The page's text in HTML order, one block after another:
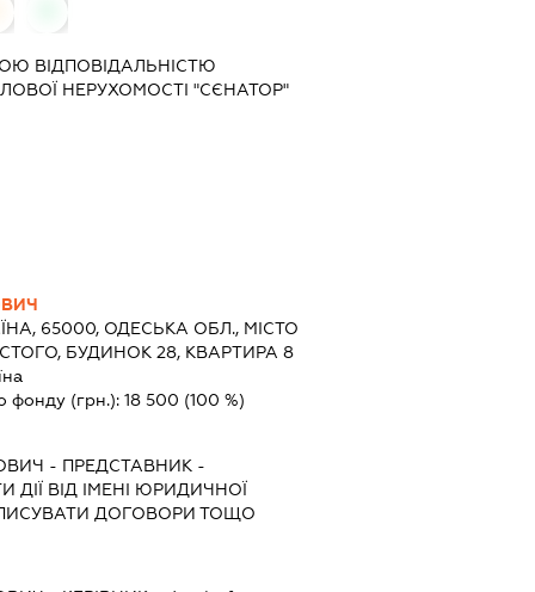
ВІДПОВІДАЛЬНІСТЮ
НЕРУХОМОСТІ "СЄНАТОР"
65000, ОДЕСЬКА ОБЛ., МІСТО
БУДИНОК 28, КВАРТИРА 8
фонду (грн.):18 500 (100 %)
- ПРЕДСТАВНИК -
ДІЇ ВІД ІМЕНІ ЮРИДИЧНОЇ
ДОГОВОРИ ТОЩО